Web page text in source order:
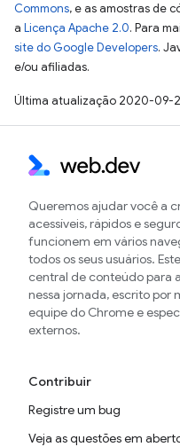
Commons, e as amostras de
a Licença Apache 2.0. Para
site do Google Developers.
e/ou afiliadas.
Última atualização 2020-09-
Queremos ajudar você a
acessíveis, rápidos e
funcionem em vários
todos os seus usuários.
central de conteúdo para
nessa jornada, escrito por
equipe do Chrome e
externos.
Contribuir
Registre um bug
Veja as questões em